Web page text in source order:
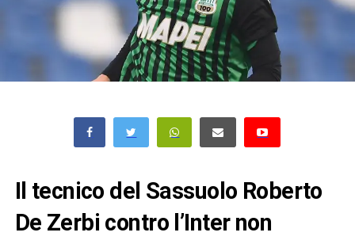
Il tecnico del Sassuolo Roberto
De Zerbi contro l’Inter non